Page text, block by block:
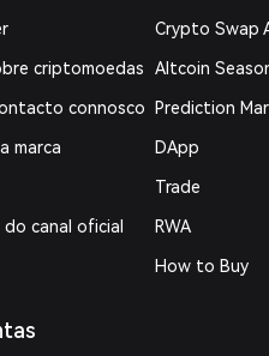
criptomoedas
connosco
marca
canal oficial
Crypto Swap
Altcoin
Prediction
DApp
Trade
RWA
How to Buy